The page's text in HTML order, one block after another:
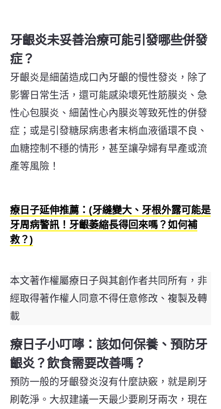
牙齦炎未妥善治療可能引發哪些併發
症？
牙齦炎是細菌造成口內牙齦的慢性發炎，除了
影響日常生活，還可能感染壞死性筋膜炎、急
性心包膜炎、細菌性心內膜炎等致死性的併發
症；或是引發糖尿病患者末梢血液循環不良、
血糖控制不穩的情形，甚至讓孕婦有早產或流
產等風險！
療日子延伸推薦：(牙縫變大、牙根外露可能是
牙周病警訊！牙齦萎縮長得回來嗎？如何補
救？)
本文著作權屬療日子與其創作者共同所有，非
經取得著作權人同意不得任意修改、複製及轉
載
療日子小叮嚀：該如何保養、預防牙
齦炎？飲食需要改善嗎？
預防一般的牙齦發炎沒有什麼訣竅，就是刷牙
刷乾淨。大叔建議一天最少要刷牙兩次，現在